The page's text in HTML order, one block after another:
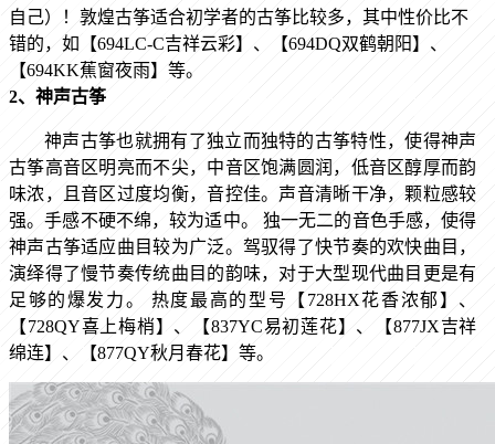
自己）！敦煌古筝适合初学者的古筝比较多，其中性价比不
错的，如【694LC-C吉祥云彩】 、【694DQ双鹤朝阳】 、
【694KK蕉窗夜雨】 等。
2、神声古筝
神声古筝也就拥有了独立而独特的古筝特性，使得神声
古筝高音区明亮而不尖，中音区饱满圆润，低音区醇厚而韵
味浓，且音区过度均衡，音控佳。声音清晰干净，颗粒感较
强。手感不硬不绵，较为适中。
独一无二的音色手感，使得
神声古筝适应曲目较为广泛。驾驭得了快节奏的欢快曲目，
演绎得了慢节奏传统曲目的韵味，对于大型现代曲目更是有
足够的爆发力。
热度最高的型号 【 728HX花香浓郁 】 、
【728QY喜上梅梢】 、 【837YC易初莲花】 、 【877JX吉祥
绵连】 、 【877QY秋月春花】 等。